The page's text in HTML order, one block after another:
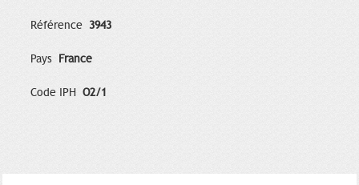
Référence 3943
Pays France
Code IPH O2/1